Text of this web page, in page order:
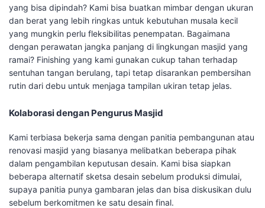
yang bisa dipindah? Kami bisa buatkan mimbar dengan ukuran
dan berat yang lebih ringkas untuk kebutuhan musala kecil
yang mungkin perlu fleksibilitas penempatan. Bagaimana
dengan perawatan jangka panjang di lingkungan masjid yang
ramai? Finishing yang kami gunakan cukup tahan terhadap
sentuhan tangan berulang, tapi tetap disarankan pembersihan
rutin dari debu untuk menjaga tampilan ukiran tetap jelas.
Kolaborasi dengan Pengurus Masjid
Kami terbiasa bekerja sama dengan panitia pembangunan atau
renovasi masjid yang biasanya melibatkan beberapa pihak
dalam pengambilan keputusan desain. Kami bisa siapkan
beberapa alternatif sketsa desain sebelum produksi dimulai,
supaya panitia punya gambaran jelas dan bisa diskusikan dulu
sebelum berkomitmen ke satu desain final.